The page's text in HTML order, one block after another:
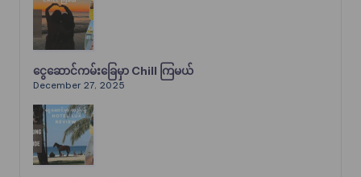
ငွေဆောင်ကမ်းခြေမှာ Chill ကြမယ်
December 27, 2025